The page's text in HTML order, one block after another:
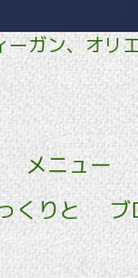
ヴィーガ
メニュー
くりと ブ